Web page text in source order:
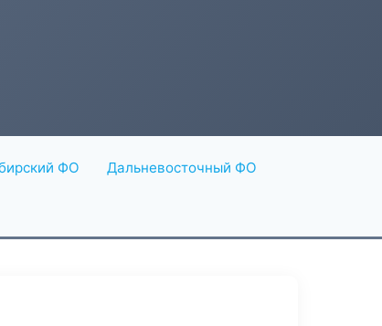
ФО Дальневосточный ФО